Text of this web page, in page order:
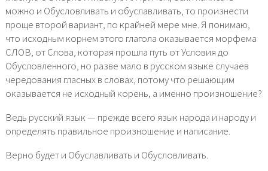
можно и Обусловливать и обуславливать, то произнести
проще второй вариант, по крайней мере мне. Я понимаю,
что исходным корнем этого глагола оказывается морфема
СЛОВ, от Слова, которая прошла путь от Условия до
Обусловленного, но разве мало в русском языке случаев
чередования гласных в словах, потому что решающим
оказывается не исходный корень, а именно произношение?
Ведь русский язык — прежде всего язык народа и народу и
определять правильное произношение и написание.
Верно будет и Обуславливать и Обусловливать.